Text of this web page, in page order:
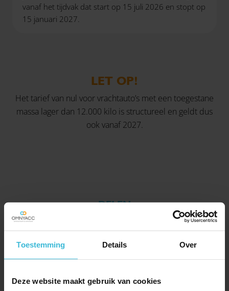
Toestemming Details Over
Deze website maakt gebruik van cookies
vanaf het tijdvak dat start op 15 juli 2026 en stopt op
15 januari 2027.
LET OP!
Het tarief van nul voor vrachtauto’s met een toegestane
massa lager dan 12.000 kilo is structureel en geldt dus
ook vanaf 2027.
DELEN